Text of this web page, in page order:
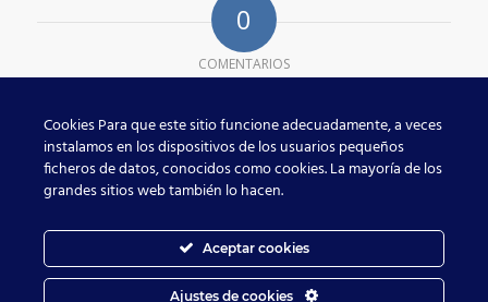
0
COMENTARIOS
¿Quieres unirte a la conversación?
Siéntete libre de contribuir!
Lo siento, debes estarconectadopara publicar un comentario.
Cookies Para que este sitio funcione adecuadamente, a veces
instalamos en los dispositivos de los usuarios pequeños
ficheros de datos, conocidos como cookies. La mayoría de los
grandes sitios web también lo hacen.
Aceptar cookies
Ajustes de cookies